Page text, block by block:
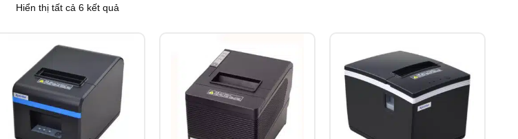
Hiển thị tất cả 6 kết quả